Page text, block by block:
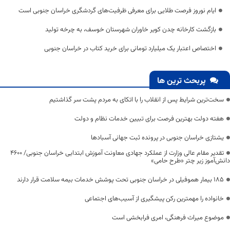
ایام نوروز فرصت طلایی برای معرفی ظرفیت‌های گردشگری خراسان جنوبی است
بازگشت کارخانه چدن کویر خاوران شهرستان خوسف، به چرخه تولید
اختصاص اعتبار یک میلیارد تومانی برای خرید کتاب در خراسان جنوبی
پربحث ترین ها
سخت‌ترین شرایط پس از انقلاب را با اتکای به مردم پشت سر گذاشتیم
هفته دولت بهترین فرصت برای تبیین خدمات نظام و دولت
یشتازی خراسان جنوبی در پرونده ثبت جهانی آسبادها
تقدیر مقام عالی وزارت از عملکرد جهادی معاونت آموزش ابتدایی خراسان جنوبی/ ۴۶۰۰
دانش‌آموز زیر چتر «طرح حامی»
۱۸۵ بیمار هموفیلی در خراسان جنوبی تحت پوشش خدمات بیمه سلامت قرار دارند
خانواده را مهمترین رکن پیشگیری از آسیب‌های اجتماعی
موضوع میراث فرهنگی، امری فرابخشی است